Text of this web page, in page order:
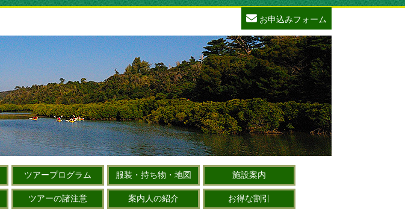
お申込みフォーム
ツアープログラム 服装・持ち物・地図 施設案内
ツアーの諸注意 案内人の紹介 お得な割引